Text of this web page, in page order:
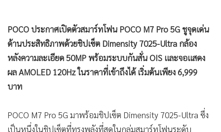
• Special Scoop
• เศรษฐกิจ-ธุรกิจ
• จีน
• ชุมชน-คุณภาพชีวิต
• อาชญากรรม
• เกม
POCO ประกาศเปิดตัวสมาร์ทโฟน POCO M7 Pro 5G ชูจุดเด่น
ด้านประสิทธิภาพด้วยชิปเซ็ต Dimensity 7025-Ultra กล้อง
หลังความละเอียด 50MP พร้อมระบบกันสั่น OIS และจอแสดง
ผล AMOLED 120Hz ในราคาที่เข้าถึงได้ เริ่มต้นเพียง 6,999
บาท
POCO M7 Pro 5G มาพร้อมชิปเซ็ต Dimensity 7025-Ultra ซึ่ง
เป็นหนึ่งในชิปเซ็ตที่ทรงพลังที่สุดในกลุ่มสมาร์ทโฟนระดับ